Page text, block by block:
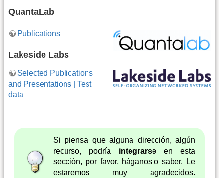
QuantaLab
Publications
Lakeside Labs
Selected Publications
and Presentations | Test
data
Si piensa que alguna dirección, algún
recurso, podría integrarseen esta
sección, por favor, háganoslo saber. Le
estaremos muy agradecidos.